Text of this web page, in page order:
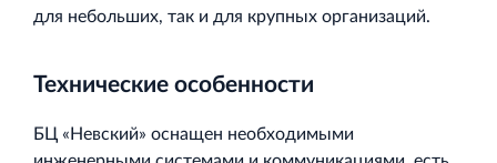
для небольших, так и для крупных организаций.
Технические особенности
БЦ «Невский» оснащен необходимыми